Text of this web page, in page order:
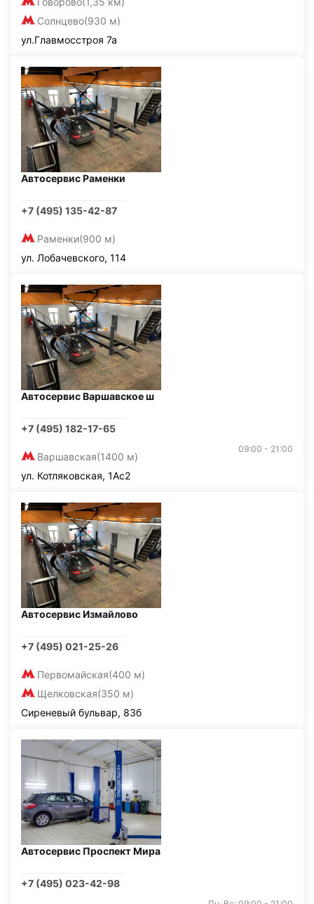
Солнцево(930 м)
ул.Главмосстроя 7а
Автосервис Раменки
+7 (495) 135-42-87
Раменки(900 м)
ул. Лобачевского, 114
Автосервис Варшавское ш
+7 (495) 182-17-65
Варшавская(1400 м)
09:00 - 21:00
ул. Котляковская, 1Ас2
Автосервис Измайлово
+7 (495) 021-25-26
Первомайская(400 м)
Щелковская(350 м)
Сиреневый бульвар, 83б
Автосервис Проспект Мира
+7 (495) 023-42-98